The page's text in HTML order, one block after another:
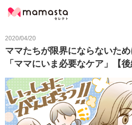
2020/04/20
ママたちが限界にならないた
「ママにいま必要なケア」【後